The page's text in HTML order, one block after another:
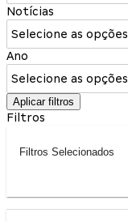
Notícias
Selecione as opções
Ano
Selecione as opções
Aplicar filtros
Filtros
Filtros Selecionados